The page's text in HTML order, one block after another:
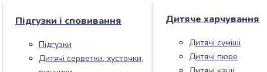
Підгузки і сповивання
Підгузки
Дитячі серветки, хусточки,
Дитяче харчування
Дитячі суміші
Дитячі пюре